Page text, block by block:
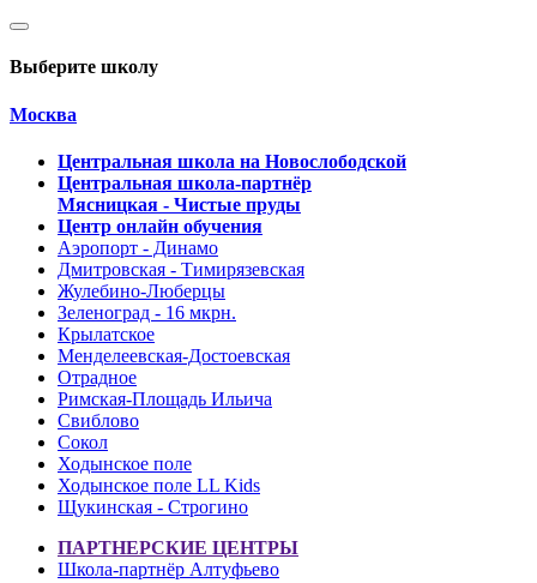
Выберите школу
Москва
Центральная школа на Новослободской
Центральная школа-партнёр
Мясницкая - Чистые пруды
Центр онлайн обучения
Аэропорт - Динамо
Дмитровская - Тимирязевская
Жулебино-Люберцы
Зеленоград - 16 мкрн.
Крылатское
Менделеевская-Достоевская
Отрадное
Римская-Площадь Ильича
Свиблово
Сокол
Ходынское поле
Ходынское поле LL Kids
Щукинская - Строгино
ПАРТНЕРСКИЕ ЦЕНТРЫ
Школа-партнёр Алтуфьево